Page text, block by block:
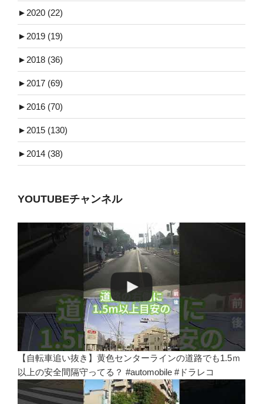
► 2020 (22)
► 2019 (19)
► 2018 (36)
► 2017 (69)
► 2016 (70)
► 2015 (130)
► 2014 (38)
YOUTUBEチャンネル
【自転車追い抜き】黄色センターラインの道路でも1.5ｍ
以上の安全間隔守ってる？ #automobile #ドラレコ